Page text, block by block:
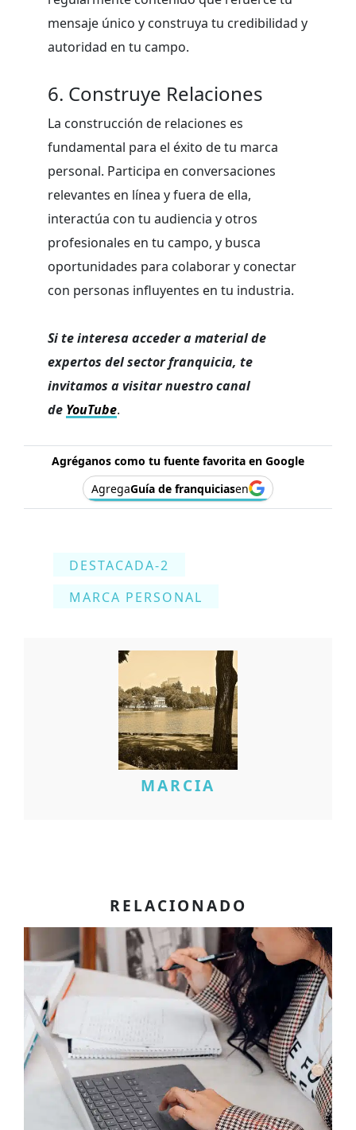
mensaje único y construya tu credibilidad y
autoridad en tu campo.
6. Construye Relaciones
La construcción de relaciones es
fundamental para el éxito de tu marca
personal. Participa en conversaciones
relevantes en línea y fuera de ella,
interactúa con tu audiencia y otros
profesionales en tu campo, y busca
oportunidades para colaborar y conectar
con personas influyentes en tu industria.
Si te interesa acceder a material de
expertos del sector franquicia, te
invitamos a visitar nuestro canal
de YouTube.
Agréganos como tu fuente favorita en Google
AgregaGuía de franquiciasen
DESTACADA-2
MARCA PERSONAL
MARCIA
RELACIONADO